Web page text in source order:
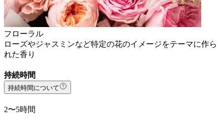
フローラル
ローズやジャスミンなど特定の花のイメージをテーマに作ら
れた香り
持続時間
持続時間について
2〜5時間